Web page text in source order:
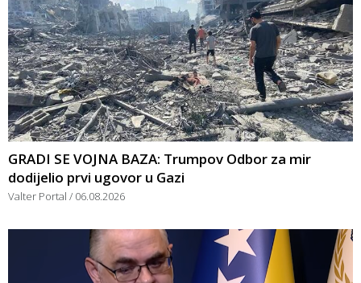
GRADI SE VOJNA BAZA: Trumpov Odbor za mir
dodijelio prvi ugovor u Gazi
Valter Portal 06.08.2026